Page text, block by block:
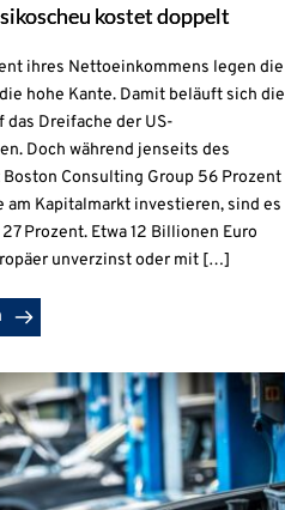
kostet doppelt
ihres Nettoeinkommens legen die
hohe Kante. Damit beläuft sich die
das Dreifache der US-
Doch während jenseits des
Consulting Group 56 Prozent
am Kapitalmarkt investieren, sind es
Prozent. Etwa 12 Billionen Euro
unverzinst oder mit […]